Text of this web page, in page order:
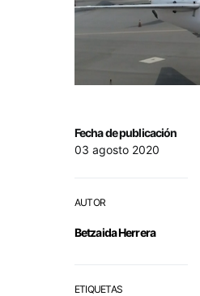
Fecha de publicación
03 agosto 2020
AUTOR
Betzaida Herrera
ETIQUETAS